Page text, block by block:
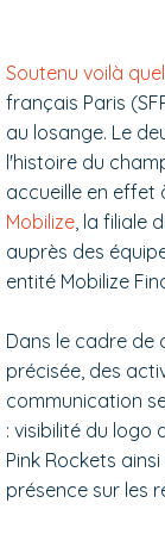
Soutenu voilà
français Paris
au losange. Le
l'histoire du
accueille en effet
Mobilize , la filiale
auprès des
entité Mobilize
Dans le cadre de
précisée, des
communication
: visibilité du logo
Pink Rockets
présence sur les